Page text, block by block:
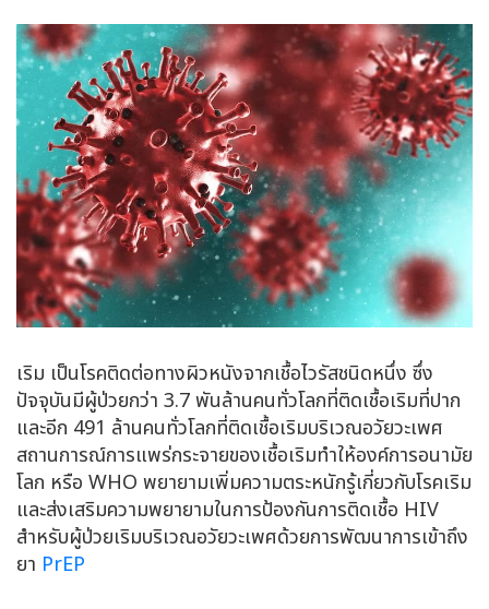
เริม เป็นโรคติดต่อทางผิวหนังจากเชื้อไวรัสชนิดหนึ่ง ซึ่ง
ปัจจุบันมีผู้ป่วยกว่า 3.7 พันล้านคนทั่วโลกที่ติดเชื้อเริมที่ปาก
และอีก 491 ล้านคนทั่วโลกที่ติดเชื้อเริมบริเวณอวัยวะเพศ
สถานการณ์การแพร่กระจายของเชื้อเริมทำให้องค์การอนามัย
โลก หรือ WHO พยายามเพิ่มความตระหนักรู้เกี่ยวกับโรคเริม
และส่งเสริมความพยายามในการป้องกันการติดเชื้อ HIV
สำหรับผู้ป่วยเริมบริเวณอวัยวะเพศด้วยการพัฒนาการเข้าถึง
ยา PrEP